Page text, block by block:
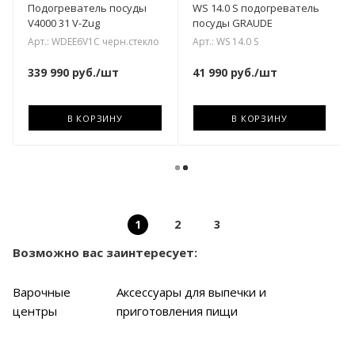
Подогреватель посуды
V4000 31 V-Zug
Арт.: WDEE6V1C черн.стекло
339 990 руб./шт
В КОРЗИНУ
WS 14.0 S подогреватель
посуды GRAUDE
Арт.: WS 14.0 S
41 990руб./шт
В КОРЗИНУ
1 2 3
Возможно вас заинтересует:
Варочные
центры
Аксессуары для выпечки и
приготовления пищи